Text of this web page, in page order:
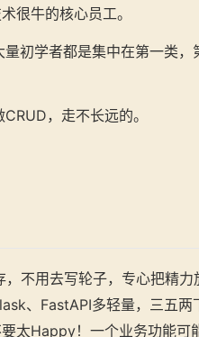
很牛的核心员工。
初学者都是集中在第一类，
，走不长远的。
不用去写轮子，专心把精力
、FastAPI多轻量，三五两
太Happy！一个业务功能